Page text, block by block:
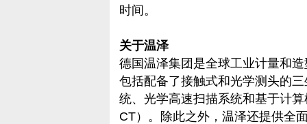
时间。
关于温泽
德国温泽集团是全球工业计量和
包括配备了接触式和光学测头的
统、光学高速扫描系统和基于计
CT）。除此之外，温泽还提供全